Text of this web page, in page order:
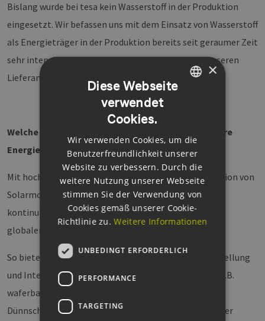
Bislang wurde bei tesa kein Wasserstoff in der Produktion
eingesetzt. Wir befassen uns mit dem Einsatz von Wasserstoff
als Energieträger in der Produktion bereits seit geraumer Zeit
sehr intensiv und entwickeln uns gemeinsam mit unseren
Lieferanten kontinuierlich weiter auf diesem Gebiet.
Welche tesa-Produkte finden sich in der Erneuerbare
Energien-Branche wieder?
Mit hochwertigen Klebebandlösungen für die Produktion von
Solarmodulen und Windkraftanlagen arbeitet tesa
kontinuierlich an Innovationen zur Unterstützung der
globalen Energiewende.
So bietet tesa verschiedene Klebebänder für die Herstellung
und Integration von Solarmodulen an, dazu gehören z.B.
waferbasierte Module aus kristallinem Silizium (c-Si),
Dünnschichtmodule und ultradünne, flexible Module der
GERMAN
×
Diese Webseite
verwendet
Cookies.
Wir verwenden Cookies, um die
Benutzerfreundlichkeit unserer
Website zu verbessern. Durch die
weitere Nutzung unserer Webseite
stimmen Sie der Verwendung von
Cookies gemäß unserer Cookie-
Richtlinie zu. Weitere Informationen
UNBEDINGT ERFORDERLICH
PERFORMANCE
TARGETING